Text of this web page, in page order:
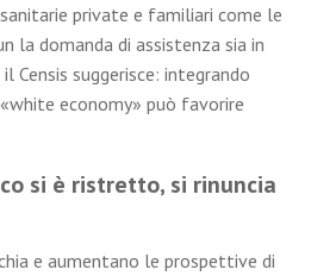
private e familiari come le
la domanda di assistenza sia in
Censis suggerisce: integrando
economy» può favorire
si è ristretto, si rinuncia
e aumentano le prospettive di